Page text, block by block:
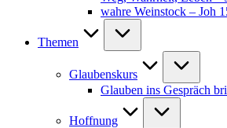
wahre Weinstock – Joh
Themen
Glaubenskurs
Glauben ins Gespräch
Hoffnung